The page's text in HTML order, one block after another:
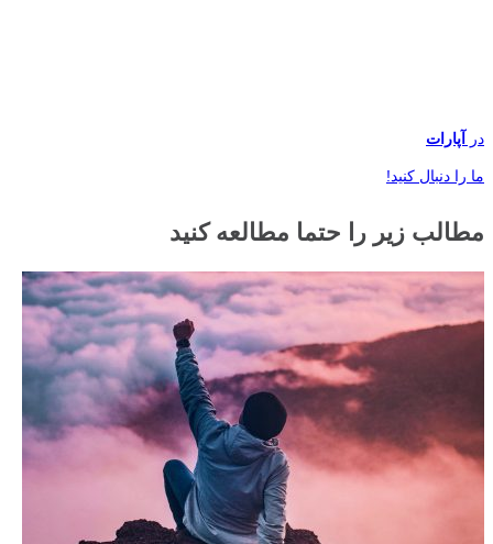
در آپارات
ما را دنبال کنید!
مطالب زیر را حتما مطالعه کنید